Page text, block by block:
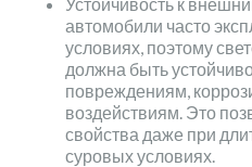
автомобили часто
условиях, поэтому
должна быть
повреждениям,
воздействиям. Это
свойства даже при
суровых условиях.